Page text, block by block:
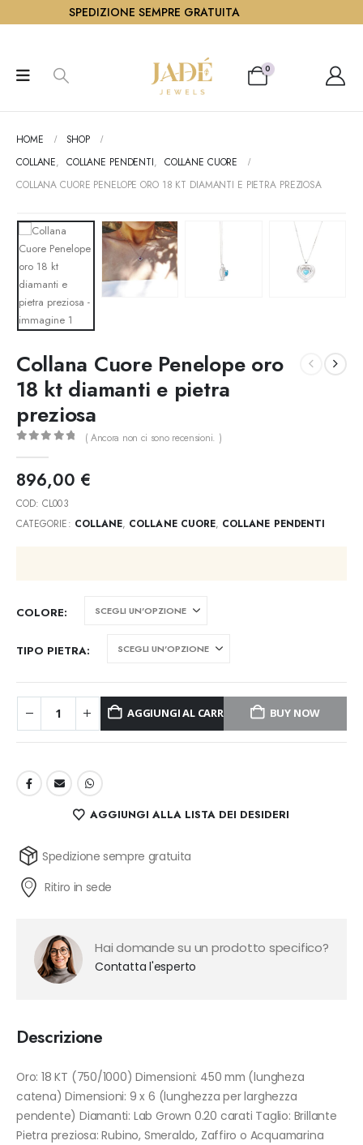
SPEDIZIONE SEMPRE GRATUITA
0
HOME
SHOP
COLLANE, COLLANE PENDENTI, COLLANE CUORE
COLLANA CUORE PENELOPE ORO 18 KT DIAMANTI E PIETRA PREZIOSA
Collana Cuore Penelope oro
18 kt diamanti e pietra
preziosa
( Ancora non ci sono recensioni. )
896,00 €
COD:CL003
CATEGORIE: COLLANE, COLLANE CUORE, COLLANE PENDENTI
COLORE
TIPO PIETRA
AGGIUNGI AL CARRELLO BUY NOW
AGGIUNGI ALLA LISTA DEI DESIDERI
Spedizione sempre gratuita
Ritiro in sede
Hai domande su un prodotto specifico?
Contatta l'esperto
Descrizione
Oro: 18 KT (750/1000) Dimensioni: 450 mm (lungheza
catena) Dimensioni: 9 x 6 (lunghezza per larghezza
pendente) Diamanti: Lab Grown 0.20 carati Taglio: Brillante
Pietra preziosa: Rubino, Smeraldo, Zaffiro o Acquamarina